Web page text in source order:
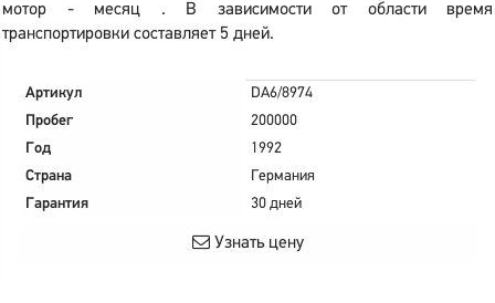
мотор - месяц . В зависимости от области время
транспортировки составляет 5 дней.
Артикул
DA6/8974
Пробег
200000
Год
1992
Страна
Германия
Гарантия
30 дней
Узнать цену